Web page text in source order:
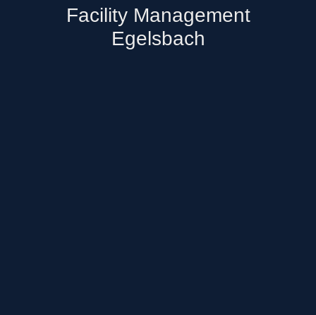
Facility Management
Egelsbach